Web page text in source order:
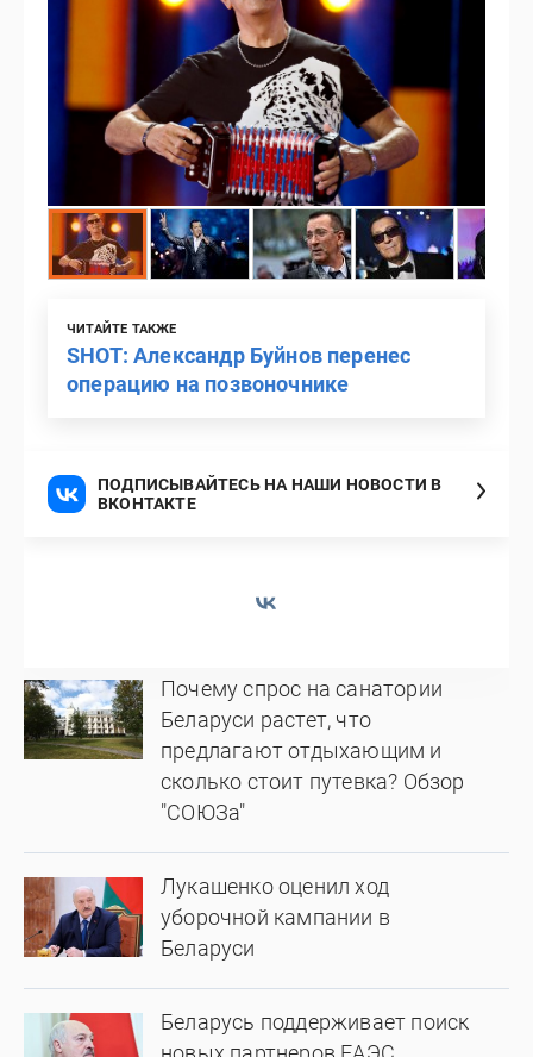
ЧИТАЙТЕ ТАКЖЕ
SHOT: Александр Буйнов перенес
операцию на позвоночнике
ПОДПИСЫВАЙТЕСЬ НА НАШИ НОВОСТИ В
ВКОНТАКТЕ
Почему спрос на санатории
Беларуси растет, что
предлагают отдыхающим и
сколько стоит путевка? Обзор
"СОЮЗа"
Лукашенко оценил ход
уборочной кампании в
Беларуси
Беларусь поддерживает поиск